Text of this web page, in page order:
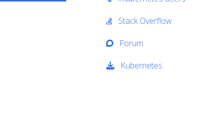
Stack Overflow
Forum
Kubernetes